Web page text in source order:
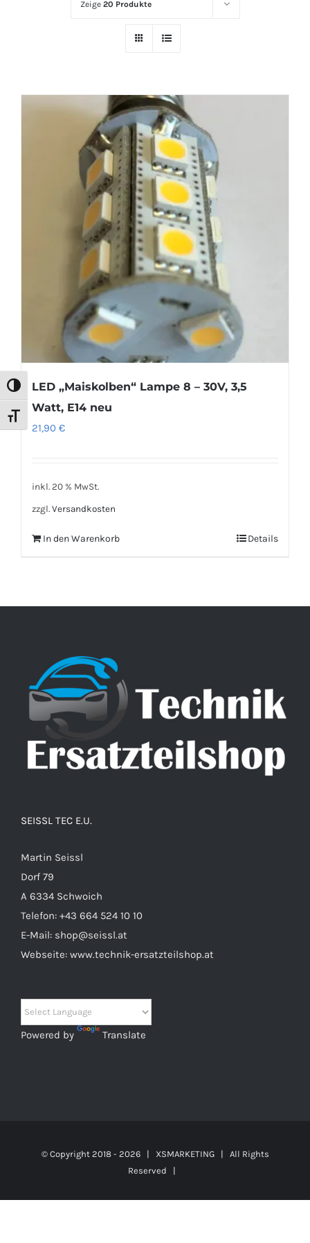
Umschalten auf hohe Kontraste
Schrift vergrößern
Zeige 20 Produkte
LED „Maiskolben“ Lampe 8 – 30V, 3,5
Watt, E14 neu
21,90 €
inkl. 20 % MwSt.
zzgl. Versandkosten
In den Warenkorb Details
SEISSL TEC E.U.
Martin Seissl
Dorf 79
A 6334 Schwoich
Telefon: +43 664 524 10 10
E-Mail: shop@seissl.at
Webseite: www.technik-ersatzteilshop.at
Powered by Translate
© Copyright 2018 - 2026 | XSMARKETING| All Rights
Reserved |